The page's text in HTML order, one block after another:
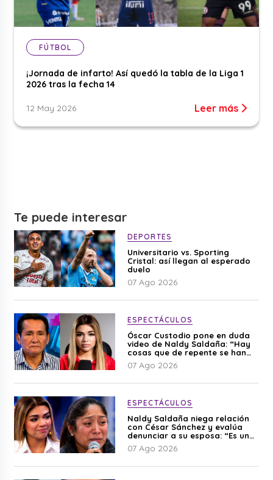
FÚTBOL
¡Jornada de infarto! Así quedó la tabla de la Liga 1
2026 tras la fecha 14
12 May 2026 Leer más
Te puede interesar
DEPORTES
Universitario vs. Sporting
Cristal: así llegan al esperado
duelo
07 Ago 2026
ESPECTÁCULOS
Óscar Custodio pone en duda
video de Naldy Saldaña: “Hay
cosas que de repente se han
editado”
07 Ago 2026
ESPECTÁCULOS
Naldy Saldaña niega relación
con César Sánchez y evalúa
denunciar a su esposa: “Es una
difamación”
07 Ago 2026